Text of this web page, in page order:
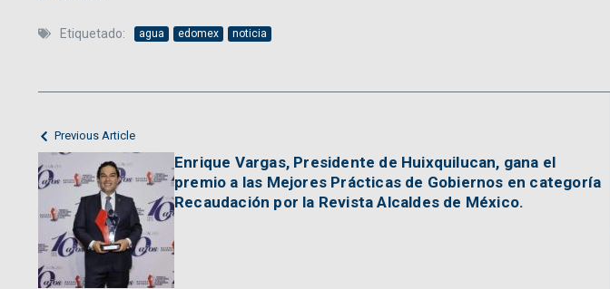
Etiquetado: agua edomex noticia
Previous Article
Enrique Vargas, Presidente de Huixquilucan, gana el
premio a las Mejores Prácticas de Gobiernos en categoría
Recaudación por la Revista Alcaldes de México.